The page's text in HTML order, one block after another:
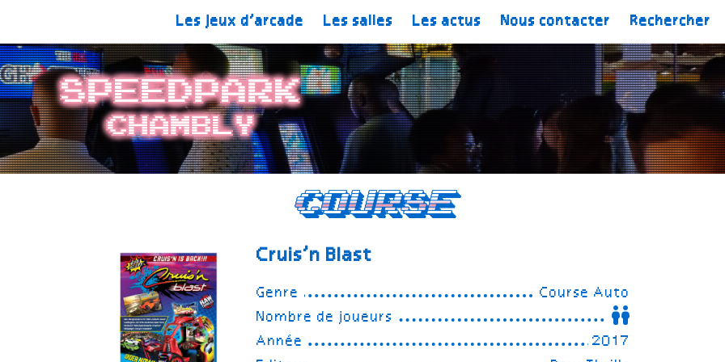
Les jeux d’arcade Les salles Les actus Nous contacter Rechercher
SpeedPark
Chambly
Course
Cruis’n Blast
Genre
Course Auto
Nombre de joueurs
Année
2017